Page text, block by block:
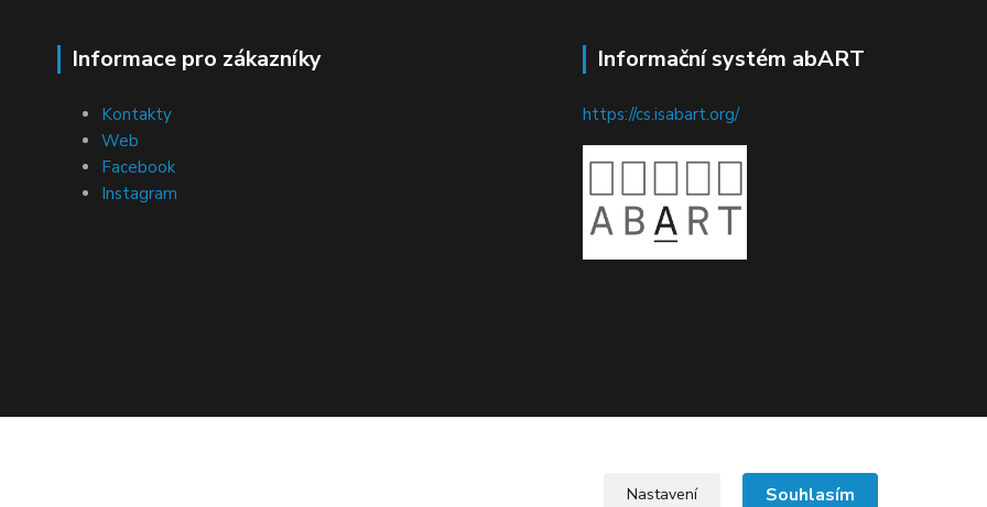
Informace pro zákazníky
Kontakty
Web
Facebook
Instagram
Informační systém abART
https://cs.isabart.org/
Upravit sběr cookies.
Nastavení Souhlasím